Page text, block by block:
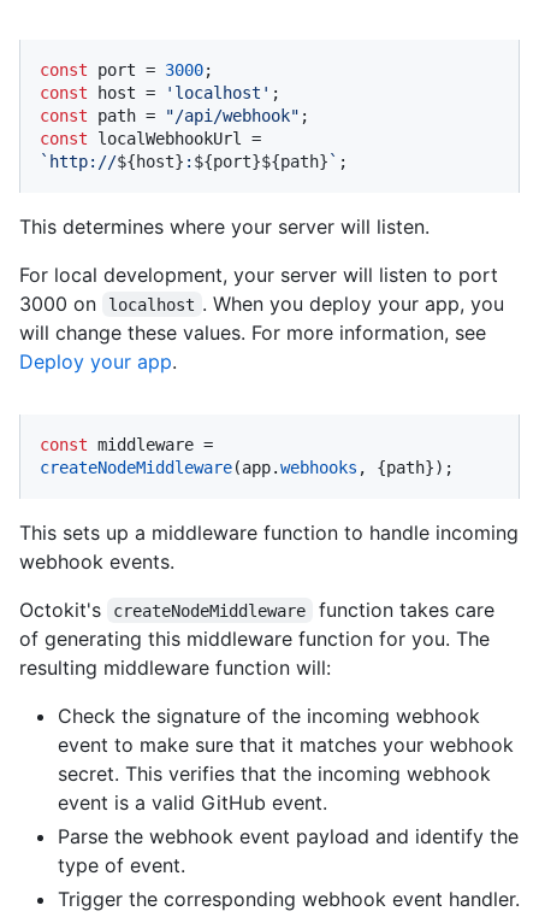
const port = 3000
const host = 'localhost'
const path = "/api/webhook"
const
`http://${host} : ${port}${path} ` ;
This determines where your server will listen.
For local development, your server will listen to port
3000 on
localhost . When you deploy your app, you
will change these values. For more information, see
Deploy your app.
const
createNodeMiddleware(app.webhooks , {path});
This sets up a middleware function to handle incoming
webhook events.
Octokit's
createNodeMiddleware
function takes care
of generating this middleware function for you. The
resulting middleware function will:
Check the signature of the incoming webhook
event to make sure that it matches your webhook
secret. This verifies that the incoming webhook
event is a valid GitHub event.
Parse the webhook event payload and identify the
type of event.
Trigger the corresponding webhook event handler.